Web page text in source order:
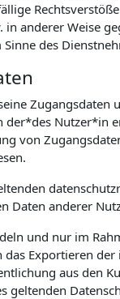
in anderer Weise
des
Zugangsdaten
Nutzer*in
von
Daten anderer
und nur im
Exportieren
aus den
geltenden